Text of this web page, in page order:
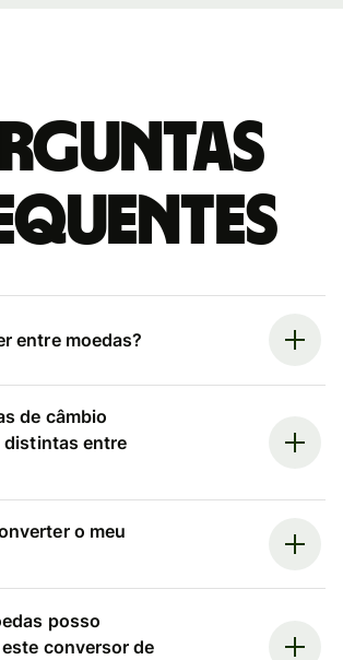
entre moedas?
de câmbio
distintas entre
o meu
posso
conversor de